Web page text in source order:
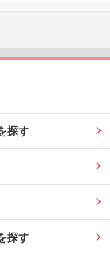
探す
探す